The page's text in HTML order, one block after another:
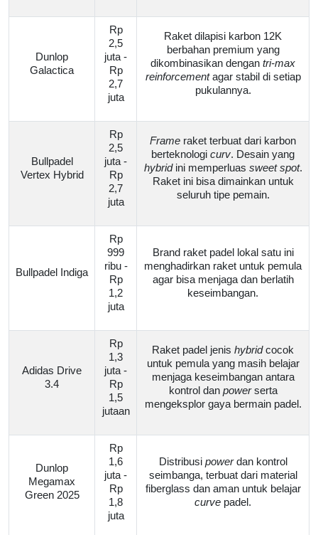
Dunlop
Galactica
Rp
2,5
juta -
Rp
2,7
juta
Raket dilapisi karbon 12K
berbahan premium yang
dikombinasikan dengan tri-max
reinforcementagar stabil di setiap
pukulannya.
Bullpadel
Vertex Hybrid
Rp
2,5
juta -
Rp
2,7
juta
Frame raket terbuat dari karbon
berteknologi curv. Desain yang
hybridini memperluas sweet spot.
Raket ini bisa dimainkan untuk
seluruh tipe pemain.
Bullpadel Indiga
Rp
999
ribu -
Rp
1,2
juta
Brand raket padel lokal satu ini
menghadirkan raket untuk pemula
agar bisa menjaga dan berlatih
keseimbangan.
Adidas Drive
3.4
Rp
1,3
juta -
Rp
1,5
jutaan
Raket padel jenis hybridcocok
untuk pemula yang masih belajar
menjaga keseimbangan antara
kontrol dan powerserta
mengeksplor gaya bermain padel.
Dunlop
Megamax
Green 2025
Rp
1,6
juta -
Rp
1,8
juta
Distribusi powerdan kontrol
seimbanga, terbuat dari material
fiberglass dan aman untuk belajar
curve padel.